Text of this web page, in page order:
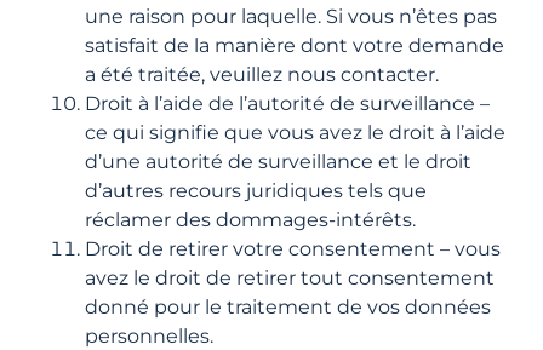
une raison pour laquelle. Si vous n’êtes pas
satisfait de la manière dont votre demande
a été traitée, veuillez nous contacter.
Droit à l’aide de l’autorité de surveillance –
ce qui signifie que vous avez le droit à l’aide
d’une autorité de surveillance et le droit
d’autres recours juridiques tels que
réclamer des dommages-intérêts.
Droit de retirer votre consentement – vous
avez le droit de retirer tout consentement
donné pour le traitement de vos données
personnelles.